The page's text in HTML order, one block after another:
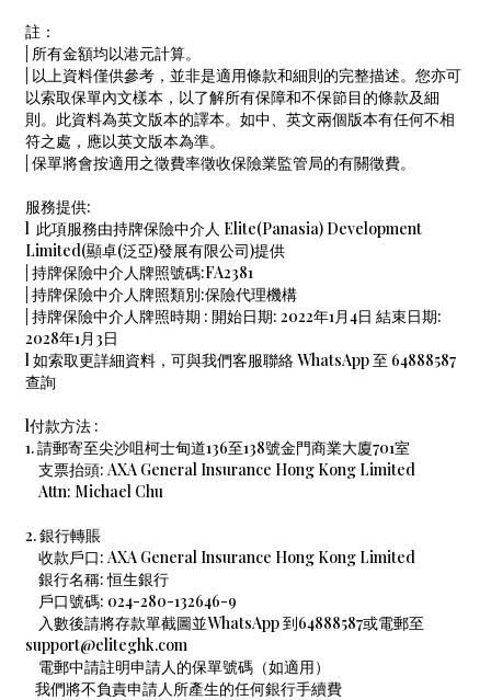
註：
| 所有金額均以港元計算。
| 以上資料僅供參考，並非是適用條款和細則的完整描述。您亦可
以索取保單內文樣本，以了解所有保障和不保節目的條款及細
則。此資料為英文版本的譯本。如中、英文兩個版本有任何不相
符之處，應以英文版本為準。
| 保單將會按適用之徵費率徵收保險業監管局的有關徵費。
服務提供:
l 此項服務由持牌保險中介⼈ Elite(Panasia) Development
Limited(顯卓(泛亞)發展有限公司)提供
| 持牌保險中介⼈牌照號碼:FA2381
| 持牌保險中介⼈牌照類別:保險代理機構
| 持牌保險中介⼈牌照時期 : 開始⽇期: 2022年1⽉4⽇ 結束⽇期:
2028年1⽉3⽇
l 如索取更詳細資料，可與我們客服聯絡 WhatsApp 至 64888587
查詢
l付款方法 :
1. 請郵寄至尖沙咀柯士甸道136至138號金門商業大廈701室
支票抬頭: AXA General Insurance Hong Kong Limited
Attn: Michael Chu
2. 銀行轉賬
收款戶口: AXA General Insurance Hong Kong Limited
銀行名稱: 恒生銀行
戶口號碼: 024-280-132646-9
入數後請將存款單截圖並WhatsApp 到64888587或電郵至
support@eliteghk.com
電郵中請註明申請人的保單號碼（如適用）
我們將不負責申請人所產生的任何銀行手續費